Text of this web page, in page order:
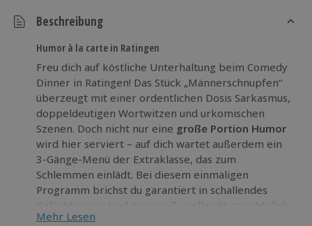
Beschreibung
Humor à la carte in Ratingen
Freu dich auf köstliche Unterhaltung beim Comedy
Dinner in Ratingen! Das Stück „Männerschnupfen“
überzeugt mit einer ordentlichen Dosis Sarkasmus,
doppeldeutigen Wortwitzen und urkomischen
Szenen. Doch nicht nur eine große Portion Humor
wird hier serviert – auf dich wartet außerdem ein
3-Gänge-Menü der Extraklasse, das zum
Schlemmen einlädt. Bei diesem einmaligen
Programm brichst du garantiert in schallendes
Gelächter aus. Und wer weiß, vielleicht spricht dich
einer der Künstler an und macht dich zum Teil der
Mehr Lesen